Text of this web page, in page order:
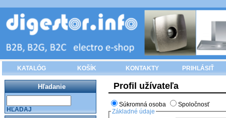
KATALÓG KOŠÍK KONTAKTY PRIHLÁSIŤ
Profil užívateľa
Súkromná osoba
Spoločnosť
Základné údaje
Hľadanie
HĽADAJ